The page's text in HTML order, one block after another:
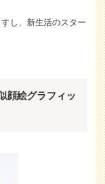
し、新生活のスター
顔絵グラフィッ